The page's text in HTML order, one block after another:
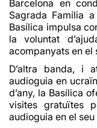
Barcelona en
Sagrada Família
Basílica impulsa
la voluntat
acompanyats en el
D’altra banda, i
audioguia en
d’any, la Basílica
visites gratuïtes
audioguia en el